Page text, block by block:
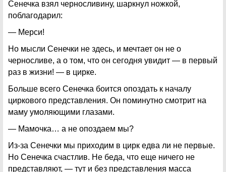
Сенечка взял черносливину, шаркнул ножкой,
поблагодарил:
— Мерси!
Но мысли Сенечки не здесь, и мечтает он не о
черносливе, а о том, что он сегодня увидит — в первый
раз в жизни! — в цирке.
Больше всего Сенечка боится опоздать к началу
циркового представления. Он поминутно смотрит на
маму умоляющими глазами.
— Мамочка… а не опоздаем мы?
Из-за Сенечки мы приходим в цирк едва ли не первые.
Но Сенечка счастлив. Не беда, что еще ничего не
представляют, — тут и без представления масса